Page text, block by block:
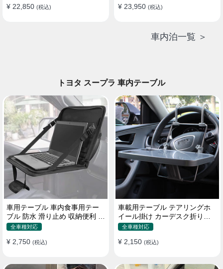
¥ 22,850 (税込)
¥ 23,950 (税込)
車内泊一覧 ＞
トヨタ スープラ 車内テーブル
車用テーブル 車内食事用テー
ブル 防水 滑り止め 収納便利 多
機能ラップトップバッグ
全車種対応
¥ 2,750 (税込)
車載用テーブル テアリングホ
イール掛け カーデスク折りた
たみ式 パソコン 食事 物置
全車種対応
¥ 2,150 (税込)